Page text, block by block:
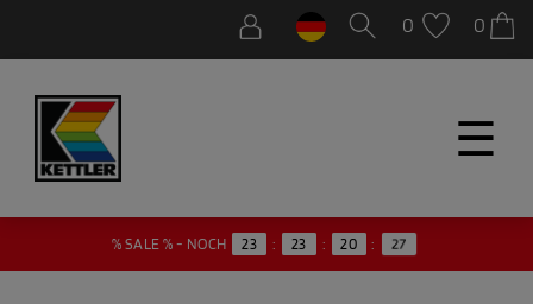
0 0
☰
% SALE % - NOCH 23 : 23 : 20 : 26